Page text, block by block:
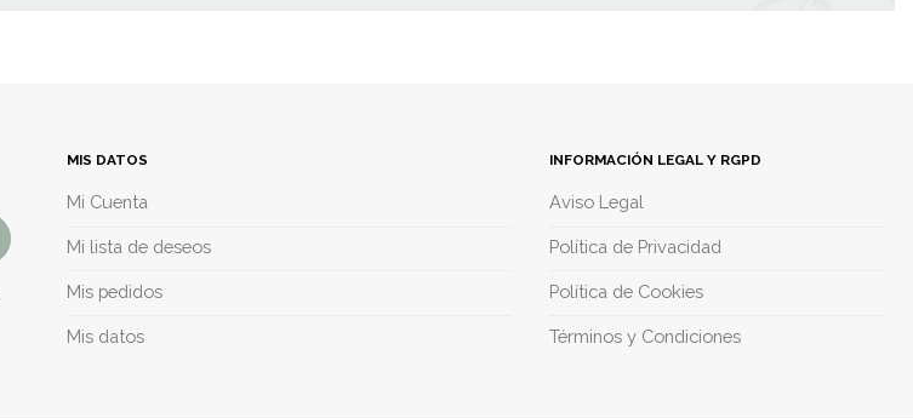
MIS DATOS
Mi Cuenta
Mi lista de deseos
Mis pedidos
Mis datos
INFORMACIÓN LEGAL Y RGPD
Aviso Legal
Política de Privacidad
Política de Cookies
Términos y Condiciones